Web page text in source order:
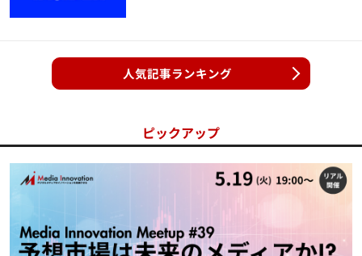
人気記事ランキング
ピックアップ